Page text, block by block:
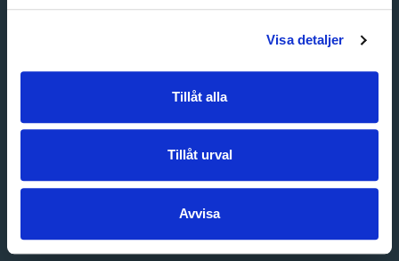
Visa detaljer
Tillåt alla
Tillåt urval
Avvisa